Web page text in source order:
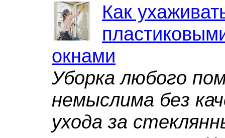
Как
окнами
Уборка любого
немыслима без
ухода за